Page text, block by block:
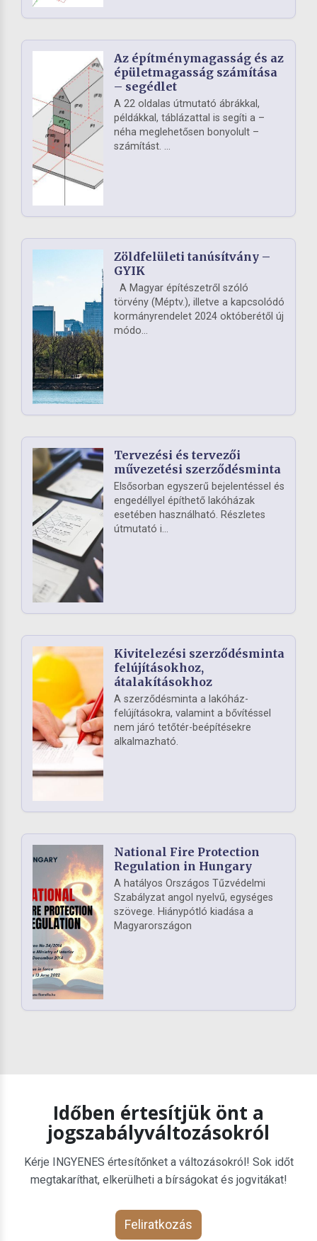
Az építménymagasság és az
épületmagasság számítása
– segédlet
A 22 oldalas útmutató ábrákkal,
példákkal, táblázattal is segíti a –
néha meglehetősen bonyolult –
számítást. ...
Zöldfelületi tanúsítvány –
GYIK
A Magyar építészetről szóló
törvény (Méptv.), illetve a kapcsolódó
kormányrendelet 2024 októberétől új
módo...
Tervezési és tervezői
művezetési szerződésminta
Elsősorban egyszerű bejelentéssel és
engedéllyel építhető lakóházak
esetében használható. Részletes
útmutató i...
Kivitelezési szerződésminta
felújításokhoz,
átalakításokhoz
A szerződésminta a lakóház-
felújításokra, valamint a bővítéssel
nem járó tetőtér-beépítésekre
alkalmazható.
National Fire Protection
Regulation in Hungary
A hatályos Országos Tűzvédelmi
Szabályzat angol nyelvű, egységes
szövege. Hiánypótló kiadása a
Magyarországon
Időben értesítjük önt a
jogszabályváltozásokról
Kérje INGYENES értesítőnket a változásokról! Sok időt
megtakaríthat, elkerülheti a bírságokat és jogvitákat!
Feliratkozás